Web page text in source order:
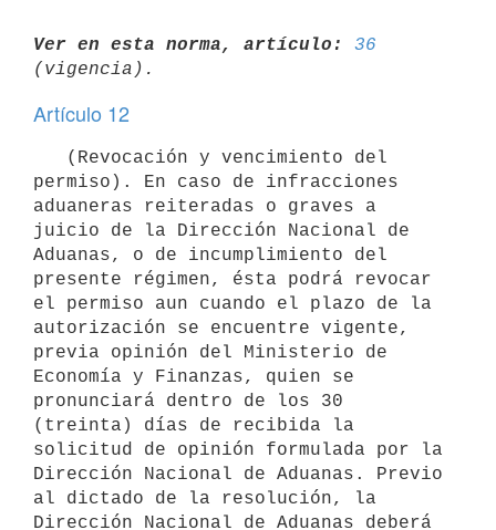
Ver en esta norma, artículo:
36
Artículo 12
permiso). En caso de infracciones
aduaneras reiteradas o graves a
juicio de la Dirección Nacional de
Aduanas, o de incumplimiento del
presente régimen, ésta podrá revocar
el permiso aun cuando el plazo de la
autorización se encuentre vigente,
previa opinión del Ministerio de
Economía y Finanzas, quien se
pronunciará dentro de los 30
(treinta) días de recibida la
solicitud de opinión formulada por la
Dirección Nacional de Aduanas. Previo
al dictado de la resolución, la
Dirección Nacional de Aduanas deberá